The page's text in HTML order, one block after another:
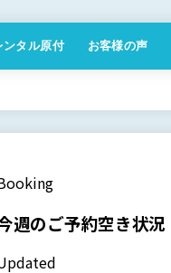
ンタル原付 お客様の声